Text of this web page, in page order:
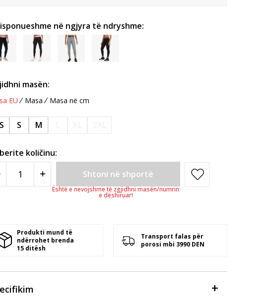
në ngjyra të ndryshme:
masën:
EU Masa Masa në cm
S M
količinu:
Shtoni në shportë
Është e nevojshme të zgjidhni masën/numrin
e dëshiruar!
Produkti mund të
ndërrohet brenda
15 ditësh
Transport falas për
porosi mbi 3990 DEN